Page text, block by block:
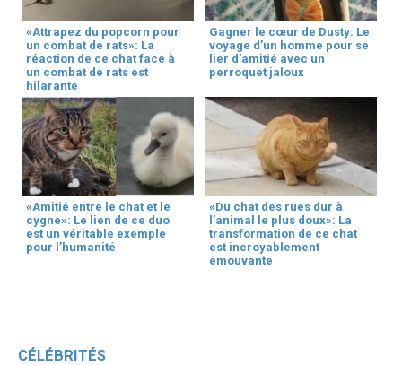
«Attrapez du popcorn pour
un combat de rats»: La
réaction de ce chat face à
un combat de rats est
hilarante
Gagner le cœur de Dusty: Le
voyage d’un homme pour se
lier d’amitié avec un
perroquet jaloux
«Amitié entre le chat et le
cygne»: Le lien de ce duo
est un véritable exemple
pour l’humanité
«Du chat des rues dur à
l’animal le plus doux»: La
transformation de ce chat
est incroyablement
émouvante
CÉLÉBRITÉS